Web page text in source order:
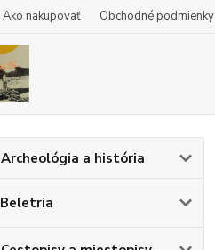
Ako nakupovať Obchodné podmienky
Archeológia a história
Beletria